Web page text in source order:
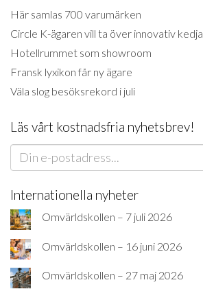
Här samlas 700 varumärken
Circle K-ägaren vill ta över innovativ kedja
Hotellrummet som showroom
Fransk lyxikon får ny ägare
Väla slog besöksrekord i juli
Läs vårt kostnadsfria nyhetsbrev!
Internationella nyheter
Omvärldskollen – 7 juli 2026
Omvärldskollen – 16 juni 2026
Omvärldskollen – 27 maj 2026